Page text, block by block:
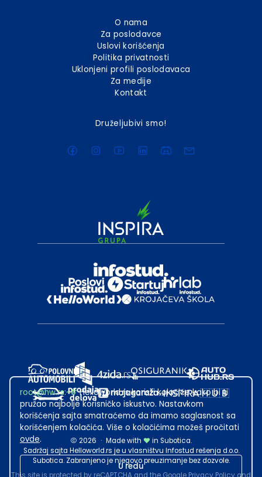
O nama
Za poslodavce
Uslovi korišćenja
Politika privatnosti
Uklonjeni profili poslodavaca
Za medije
Kontakt
Druželjubivi smo!
2026 · Made with
in Subotica.
Sadržaj sajta Helloworld.rs je u vlasništvu Infostud rešenja d.o.o.
Subotica. Zabranjeno je njegovo preuzimanje bez dozvole.
root@hw.rs:~#Helloworld.rs koristi kolačiće kako bi ti
pružao najbolje korisničko iskustvo. Nastavkom
korišćenja sajta smatraćemo da imamo saglasnost sa
korišćenjem kolačića. Više o kolačićima možeš pročitati
ovde.
U redu